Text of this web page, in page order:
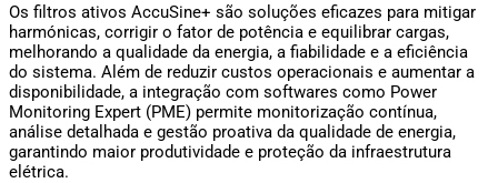
Os filtros ativos AccuSine+ são soluções eficazes para mitigar
harmónicas, corrigir o fator de potência e equilibrar cargas,
melhorando a qualidade da energia, a fiabilidade e a eficiência
do sistema. Além de reduzir custos operacionais e aumentar a
disponibilidade, a integração com softwares como Power
Monitoring Expert (PME) permite monitorização contínua,
análise detalhada e gestão proativa da qualidade de energia,
garantindo maior produtividade e proteção da infraestrutura
elétrica.